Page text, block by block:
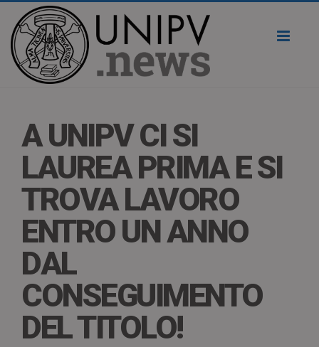
A UNIPV CI SI
LAUREA PRIMA E SI
TROVA LAVORO
ENTRO UN ANNO
DAL
CONSEGUIMENTO
DEL TITOLO!